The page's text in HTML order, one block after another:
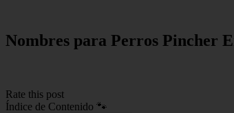
Nombres para Perros Pincher
Rate this post
Índice de Contenido 🐾